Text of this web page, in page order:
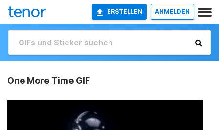
ERSTELLEN ANMELDEN
One More Time GIF